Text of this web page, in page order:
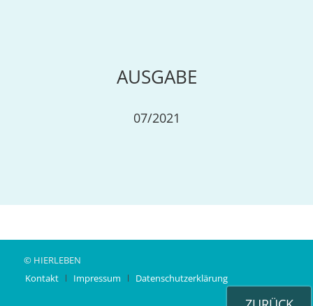
AUSGABE
07/2021
© HIERLEBEN
Kontakt
Impressum Datenschutzerklärung